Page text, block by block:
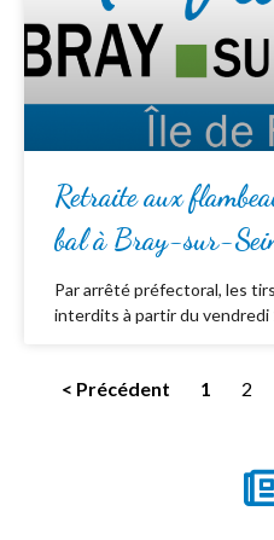
Retraite aux
bal à Bray-sur-
Par arrêté préfectoral, les
interdits à partir du vendredi
< Précédent 1 2